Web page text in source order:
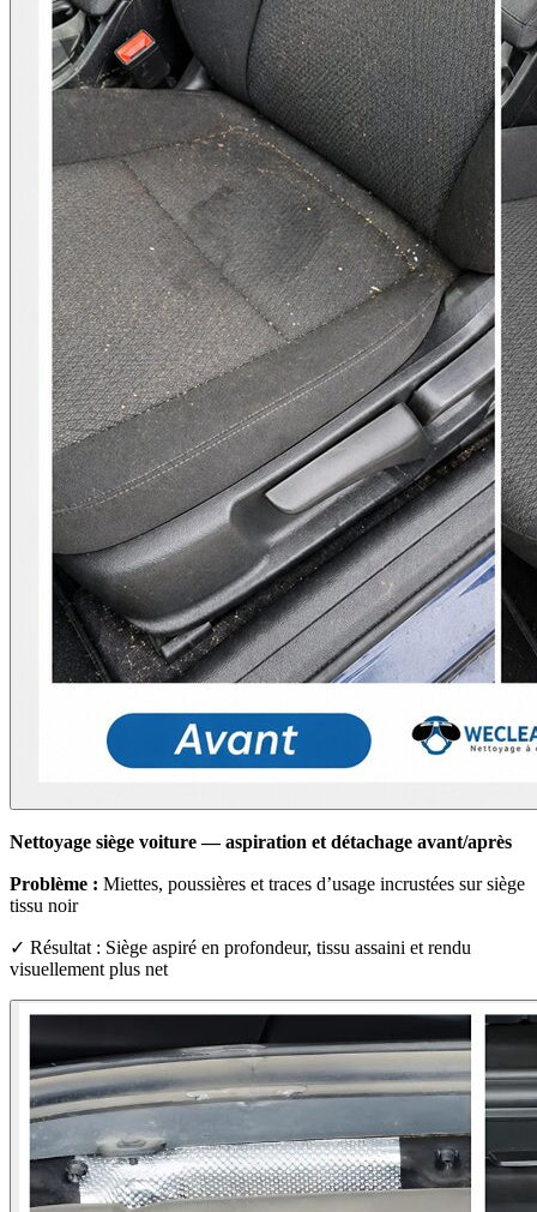
Nettoyage siège voiture — aspiration et détachage avant/après
Problème : Miettes, poussières et traces d’usage incrustées sur siège
tissu noir
✓ Résultat : Siège aspiré en profondeur, tissu assaini et rendu
visuellement plus net